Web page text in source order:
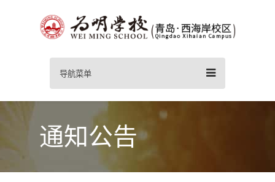
导航菜单
通知公告